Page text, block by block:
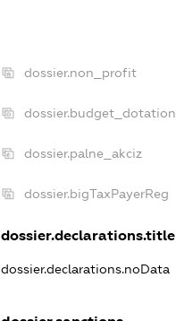
dossier.non_profit
dossier.budget_dotation
dossier.palne_akciz
dossier.bigTaxPayerReg
dossier.declarations.title
dossier.declarations.noData